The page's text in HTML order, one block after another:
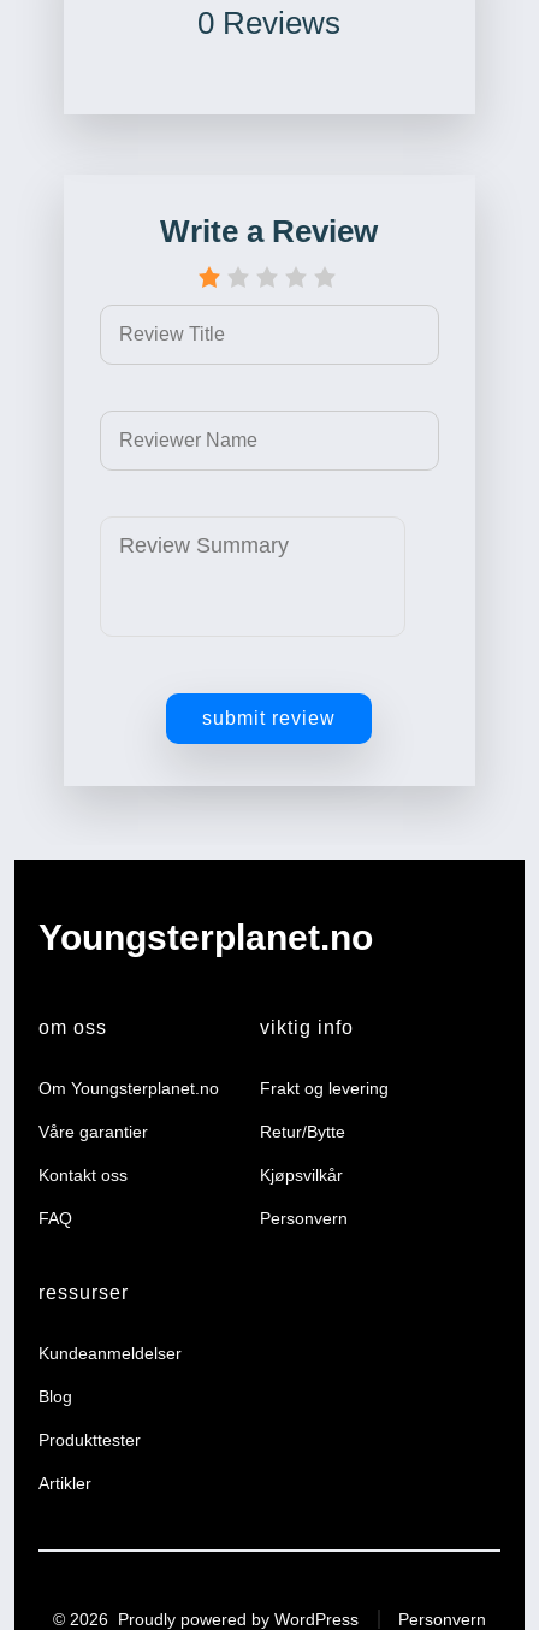
0 Reviews
Write a Review
submit review
Youngsterplanet.no
om oss
Om Youngsterplanet.no
Våre garantier
Kontakt oss
FAQ
viktig info
Frakt og levering
Retur/Bytte
Kjøpsvilkår
Personvern
ressurser
Kundeanmeldelser
Blog
Produkttester
Artikler
© 2026 Proudly powered by WordPress Personvern